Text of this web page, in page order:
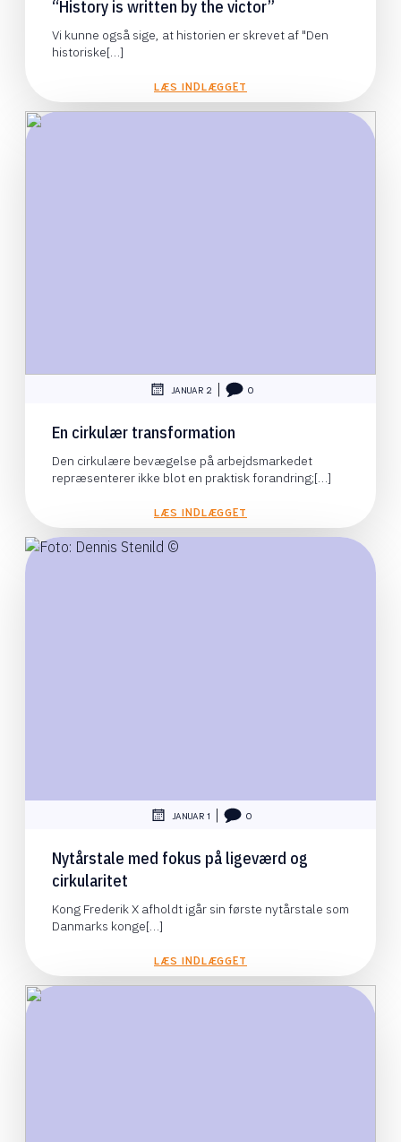
“History is written by the victor”
Vi kunne også sige, at historien er skrevet af "Den
historiske[…]
LÆS INDLÆGGET
JANUAR 2 0
En cirkulær transformation
Den cirkulære bevægelse på arbejdsmarkedet
repræsenterer ikke blot en praktisk forandring;[…]
LÆS INDLÆGGET
JANUAR 1 0
Nytårstale med fokus på ligeværd og
cirkularitet
Kong Frederik X afholdt igår sin første nytårstale som
Danmarks konge[…]
LÆS INDLÆGGET